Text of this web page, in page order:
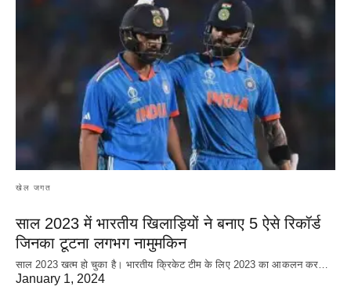
खेल जगत
साल 2023 में भारतीय खिलाड़ियों ने बनाए 5 ऐसे रिकॉर्ड
जिनका टूटना लगभग नामुमकिन
साल 2023 खत्म हो चुका है। भारतीय क्रिकेट‌ टीम के लिए 2023 का आकलन कर…
January 1, 2024